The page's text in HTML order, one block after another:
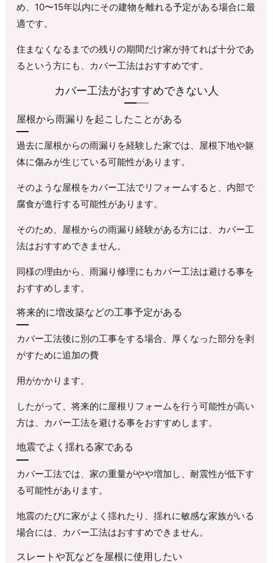
め、10〜15年以内にその建物を離れる予定がある場合に最
適です。
住まなくなるまでの残りの期間だけ家が持てれば十分であ
るという方にも、カバー工法はおすすめです。
カバー工法がおすすめできない人
屋根から雨漏りを起こしたことがある
過去に屋根からの雨漏りを経験した家では、屋根下地や躯
体に傷みが生じている可能性があります。
そのような屋根をカバー工法でリフォームすると、内部で
腐食が進行する可能性があります。
そのため、屋根からの雨漏り経験がある方には、カバー工
法はおすすめできません。
同様の理由から、雨漏り修理にもカバー工法は避ける事を
おすすめします。
将来的に増改築などの工事予定がある
カバー工法後に別の工事をする場合、厚くなった部分を剥
がすために追加の費
用がかかります。
したがって、将来的に屋根リフォームを行う可能性が高い
方は、カバー工法を避ける事をおすすめします。
地震でよく揺れる家である
カバー工法では、家の重量がやや増加し、耐震性が低下す
る可能性があります。
地震のたびに家がよく揺れたり、揺れに敏感な家族がいる
場合には、カバー工法はおすすめできません。
スレートや瓦などを屋根に使用したい